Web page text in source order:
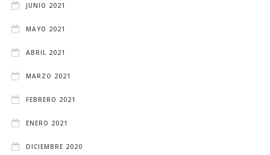
JUNIO 2021
MAYO 2021
ABRIL 2021
MARZO 2021
FEBRERO 2021
ENERO 2021
DICIEMBRE 2020